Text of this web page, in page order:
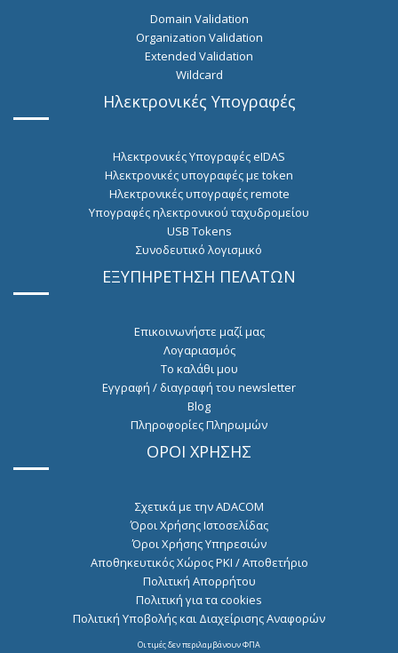
Domain Validation
Organization Validation
Extended Validation
Wildcard
Ηλεκτρονικές Υπογραφές
Ηλεκτρονικές Υπογραφές eIDAS
Ηλεκτρονικές υπογραφές με token
Hλεκτρονικές υπογραφές remote
Υπογραφές ηλεκτρονικού ταχυδρομείου
USB Tokens
Συνοδευτικό λογισμικό
ΕΞΥΠΗΡΕΤΗΣΗ ΠΕΛΑΤΩΝ
Επικοινωνήστε μαζί μας
Λογαριασμός
Το καλάθι μου
Εγγραφή / διαγραφή του newsletter
Blog
Πληροφορίες Πληρωμών
ΟΡΟΙ ΧΡΗΣΗΣ
Σχετικά με την ADACOM
Όροι Χρήσης Ιστοσελίδας
Όροι Χρήσης Υπηρεσιών
Αποθηκευτικός Χώρος PKI / Αποθετήριο
Πολιτική Απορρήτου
Πολιτική για τα cookies
Πολιτική Υποβολής και Διαχείρισης Αναφορών
Οι τιμές δεν περιλαμβάνουν ΦΠΑ